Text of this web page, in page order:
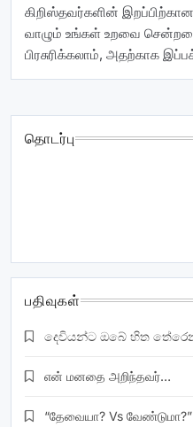
கிறிஸ்தவர்களின்
வாழும் உங்கள் உறவை
பிரசுரிக்கலாம், அதற்காக
தொடர்பு
பதிவுகள்
දෙවියන්ට ඔබේ හිත
என் மனதை அறிந்தவர்…
“தேவையா? Vs வேண்டுமா?”